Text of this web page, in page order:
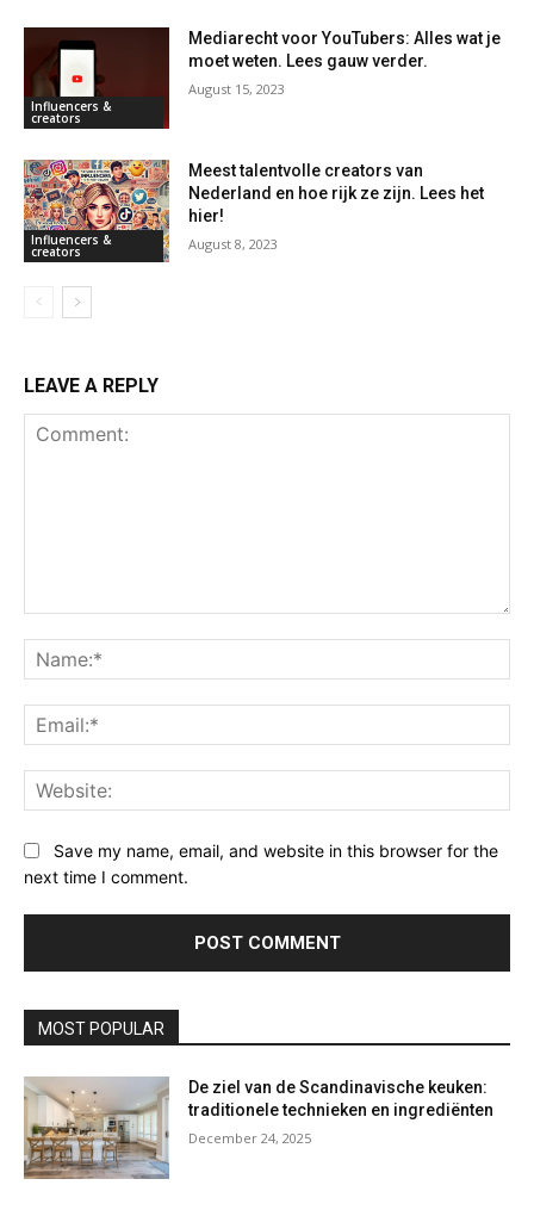
Influencers &
creators
Mediarecht voor YouTubers: Alles wat je
moet weten. Lees gauw verder.
August 15, 2023
Influencers &
creators
Meest talentvolle creators van
Nederland en hoe rijk ze zijn. Lees het
hier!
August 8, 2023
LEAVE A REPLY
Save my name, email, and website in this browser for the
next time I comment.
MOST POPULAR
De ziel van de Scandinavische keuken:
traditionele technieken en ingrediënten
December 24, 2025